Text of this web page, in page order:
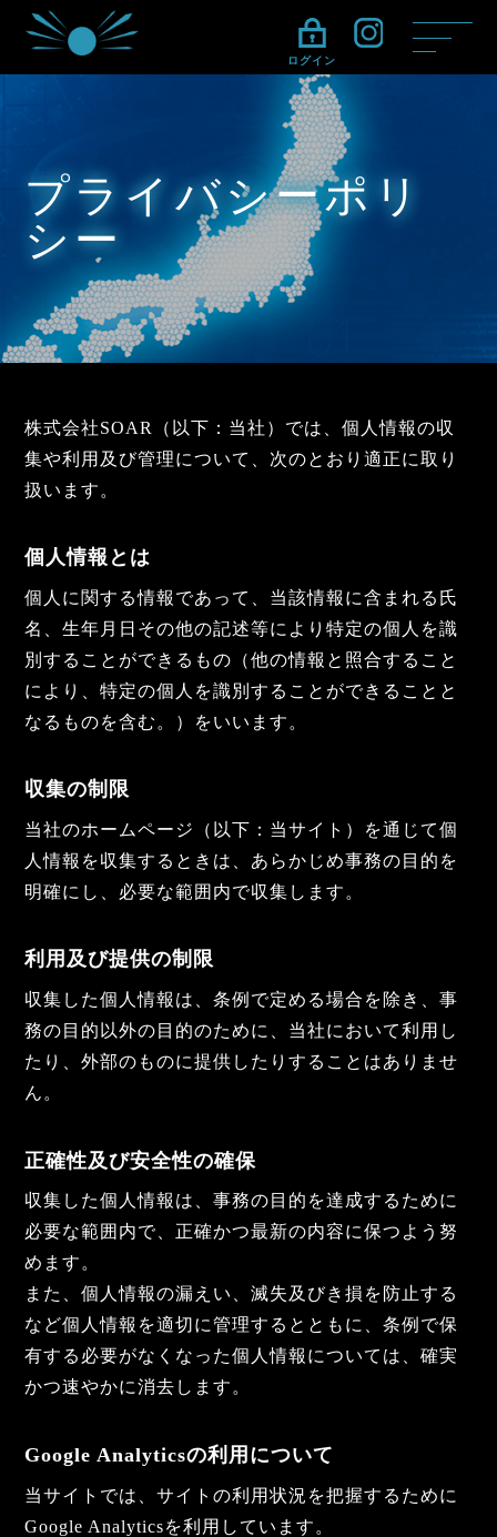
ログイン
プライバシーポリ
シー
株式会社SOAR（以下：当社）では、個人情報の収
集や利用及び管理について、次のとおり適正に取り
扱います。
個人情報とは
個人に関する情報であって、当該情報に含まれる氏
名、生年月日その他の記述等により特定の個人を識
別することができるもの（他の情報と照合すること
により、特定の個人を識別することができることと
なるものを含む。）をいいます。
収集の制限
当社のホームページ（以下：当サイト）を通じて個
人情報を収集するときは、あらかじめ事務の目的を
明確にし、必要な範囲内で収集します。
利用及び提供の制限
収集した個人情報は、条例で定める場合を除き、事
務の目的以外の目的のために、当社において利用し
たり、外部のものに提供したりすることはありませ
ん。
正確性及び安全性の確保
収集した個人情報は、事務の目的を達成するために
必要な範囲内で、正確かつ最新の内容に保つよう努
めます。
また、個人情報の漏えい、滅失及びき損を防止する
など個人情報を適切に管理するとともに、条例で保
有する必要がなくなった個人情報については、確実
かつ速やかに消去します。
Google Analyticsの利用について
当サイトでは、サイトの利用状況を把握するために
Google Analyticsを利用しています。